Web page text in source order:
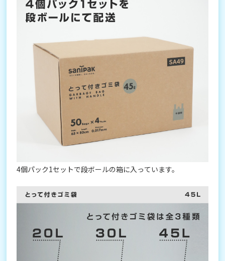
4個パック1セットで段ボールの箱に入っています。